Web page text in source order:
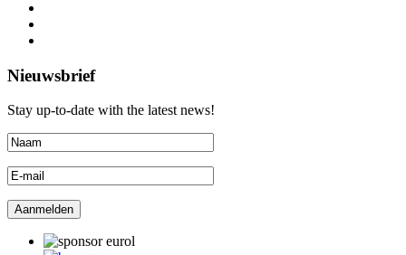
Nieuwsbrief
Stay up-to-date with the latest news!